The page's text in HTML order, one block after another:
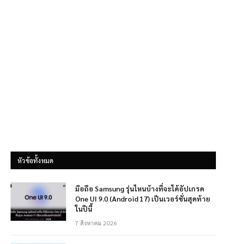
หัวข้อทั้งหมด
มือถือ Samsung รุ่นไหนบ้างที่จะได้อัปเกรด
One UI 9.0 (Android 17) เป็นเวอร์ชั่นสุดท้าย
ในปีนี้
7 สิงหาคม 2026